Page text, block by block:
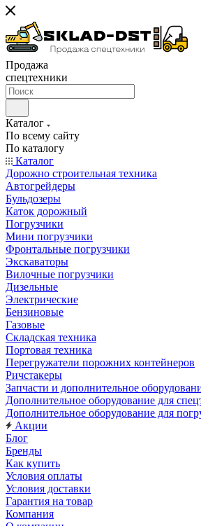
Продажа
спецтехники
Каталог
По всему сайту
По каталогу
Каталог
Дорожно строительная техника
Автогрейдеры
Бульдозеры
Каток дорожный
Погрузчики
Мини погрузчики
Фронтальные погрузчики
Экскаваторы
Вилочные погрузчики
Дизельные
Электрические
Бензиновые
Газовые
Складская техника
Портовая техника
Перегружатели порожних контейнеров
Ричстакеры
Запчасти и дополнительное
Дополнительное оборудование для
Дополнительное оборудование для
Акции
Блог
Бренды
Как купить
Условия оплаты
Условия доставки
Гарантия на товар
Компания